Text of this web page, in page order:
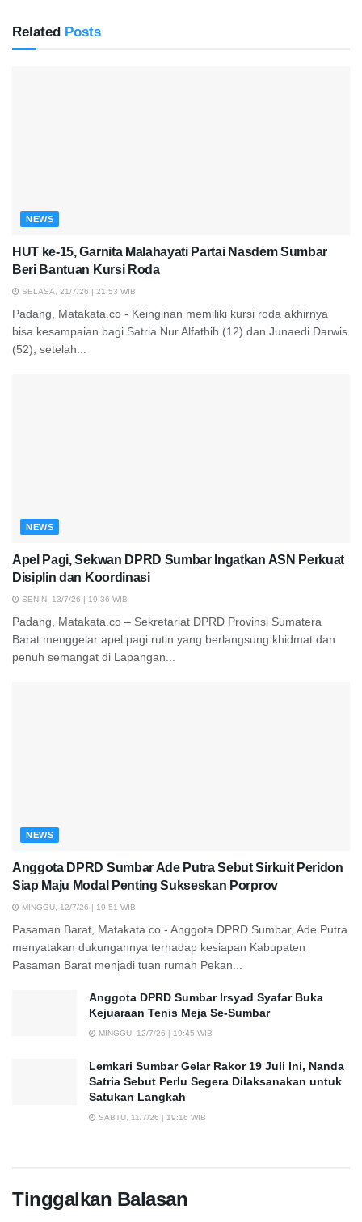
Related Posts
NEWS
HUT ke-15, Garnita Malahayati Partai Nasdem Sumbar
Beri Bantuan Kursi Roda
SELASA, 21/7/26 | 21:53 WIB
Padang, Matakata.co - Keinginan memiliki kursi roda akhirnya
bisa kesampaian bagi Satria Nur Alfathih (12) dan Junaedi Darwis
(52), setelah...
NEWS
Apel Pagi, Sekwan DPRD Sumbar Ingatkan ASN Perkuat
Disiplin dan Koordinasi
SENIN, 13/7/26 | 19:36 WIB
Padang, Matakata.co – Sekretariat DPRD Provinsi Sumatera
Barat menggelar apel pagi rutin yang berlangsung khidmat dan
penuh semangat di Lapangan...
NEWS
Anggota DPRD Sumbar Ade Putra Sebut Sirkuit Peridon
Siap Maju Modal Penting Sukseskan Porprov
MINGGU, 12/7/26 | 19:51 WIB
Pasaman Barat, Matakata.co - Anggota DPRD Sumbar, Ade Putra
menyatakan dukungannya terhadap kesiapan Kabupaten
Pasaman Barat menjadi tuan rumah Pekan...
Anggota DPRD Sumbar Irsyad Syafar Buka
Kejuaraan Tenis Meja Se-Sumbar
MINGGU, 12/7/26 | 19:45 WIB
Lemkari Sumbar Gelar Rakor 19 Juli Ini, Nanda
Satria Sebut Perlu Segera Dilaksanakan untuk
Satukan Langkah
SABTU, 11/7/26 | 19:16 WIB
Tinggalkan Balasan